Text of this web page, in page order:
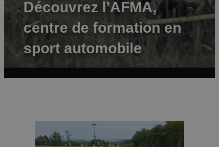
Découvrez l’AFMA,
centre de formation en
sport automobile